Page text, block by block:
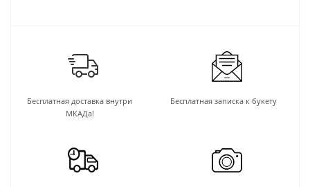
Бесплатная доставка внутри
МКАДа!
Бесплатная записка к букету